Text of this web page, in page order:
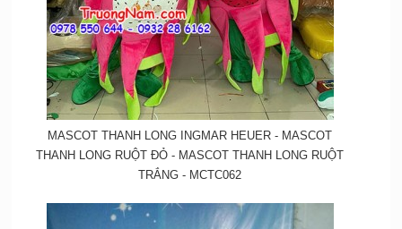
MASCOT THANH LONG INGMAR HEUER - MASCOT
THANH LONG RUỘT ĐỎ - MASCOT THANH LONG RUỘT
TRẮNG - MCTC062